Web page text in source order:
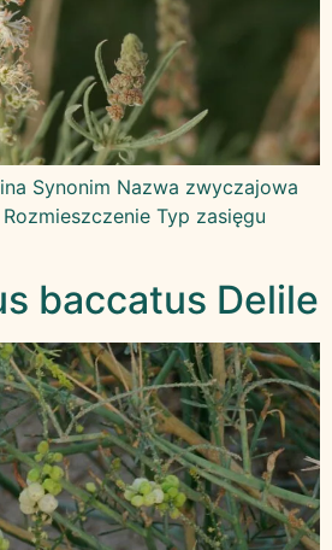
Synonim Nazwa zwyczajowa
Typ zasięgu
baccatus Delile